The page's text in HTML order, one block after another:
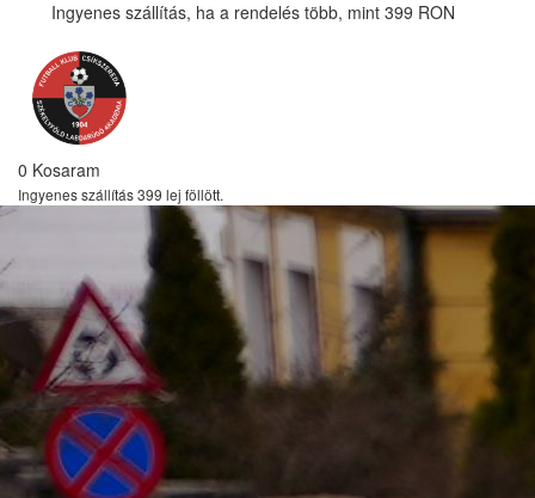
Ingyenes szállítás, ha a rendelés több, mint 399 RON
0 Kosaram
Ingyenes szállítás 399 lej föllött.